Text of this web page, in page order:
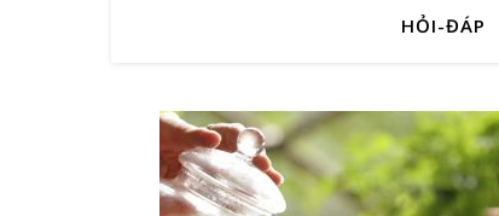
HỎI-ĐÁP